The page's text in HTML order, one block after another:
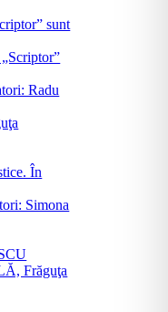
sunt
Radu
În
Simona
Frăguţa